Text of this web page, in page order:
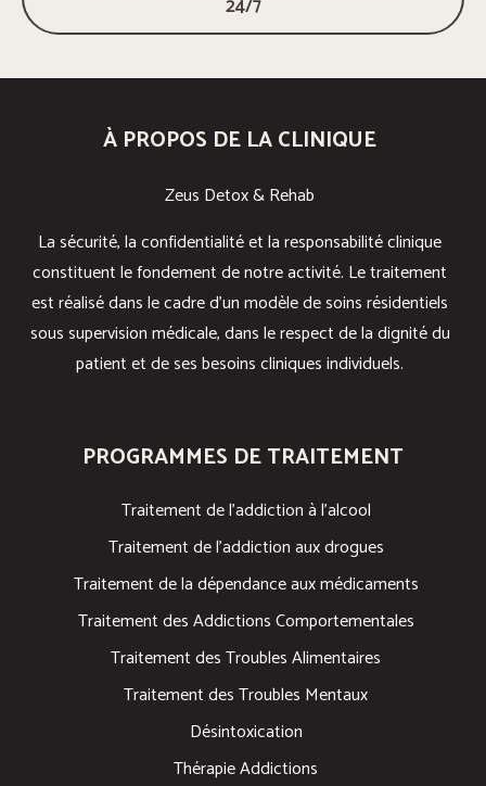
24/7
À PROPOS DE LA CLINIQUE
Zeus Detox & Rehab
La sécurité, la confidentialité et la responsabilité clinique
constituent le fondement de notre activité. Le traitement
est réalisé dans le cadre d’un modèle de soins résidentiels
sous supervision médicale, dans le respect de la dignité du
patient et de ses besoins cliniques individuels.
PROGRAMMES DE TRAITEMENT
Traitement de l’addiction à l’alcool
Traitement de l’addiction aux drogues
Traitement de la dépendance aux médicaments
Traitement des Addictions Comportementales
Traitement des Troubles Alimentaires
Traitement des Troubles Mentaux
Désintoxication
Thérapie Addictions